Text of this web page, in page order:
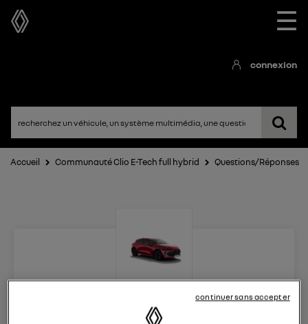
☰
connexion
Accueil Communauté Clio E-Tech full hybrid Questions/Réponses
Clio E-Tech full hybrid
membres
continuer sans accepter